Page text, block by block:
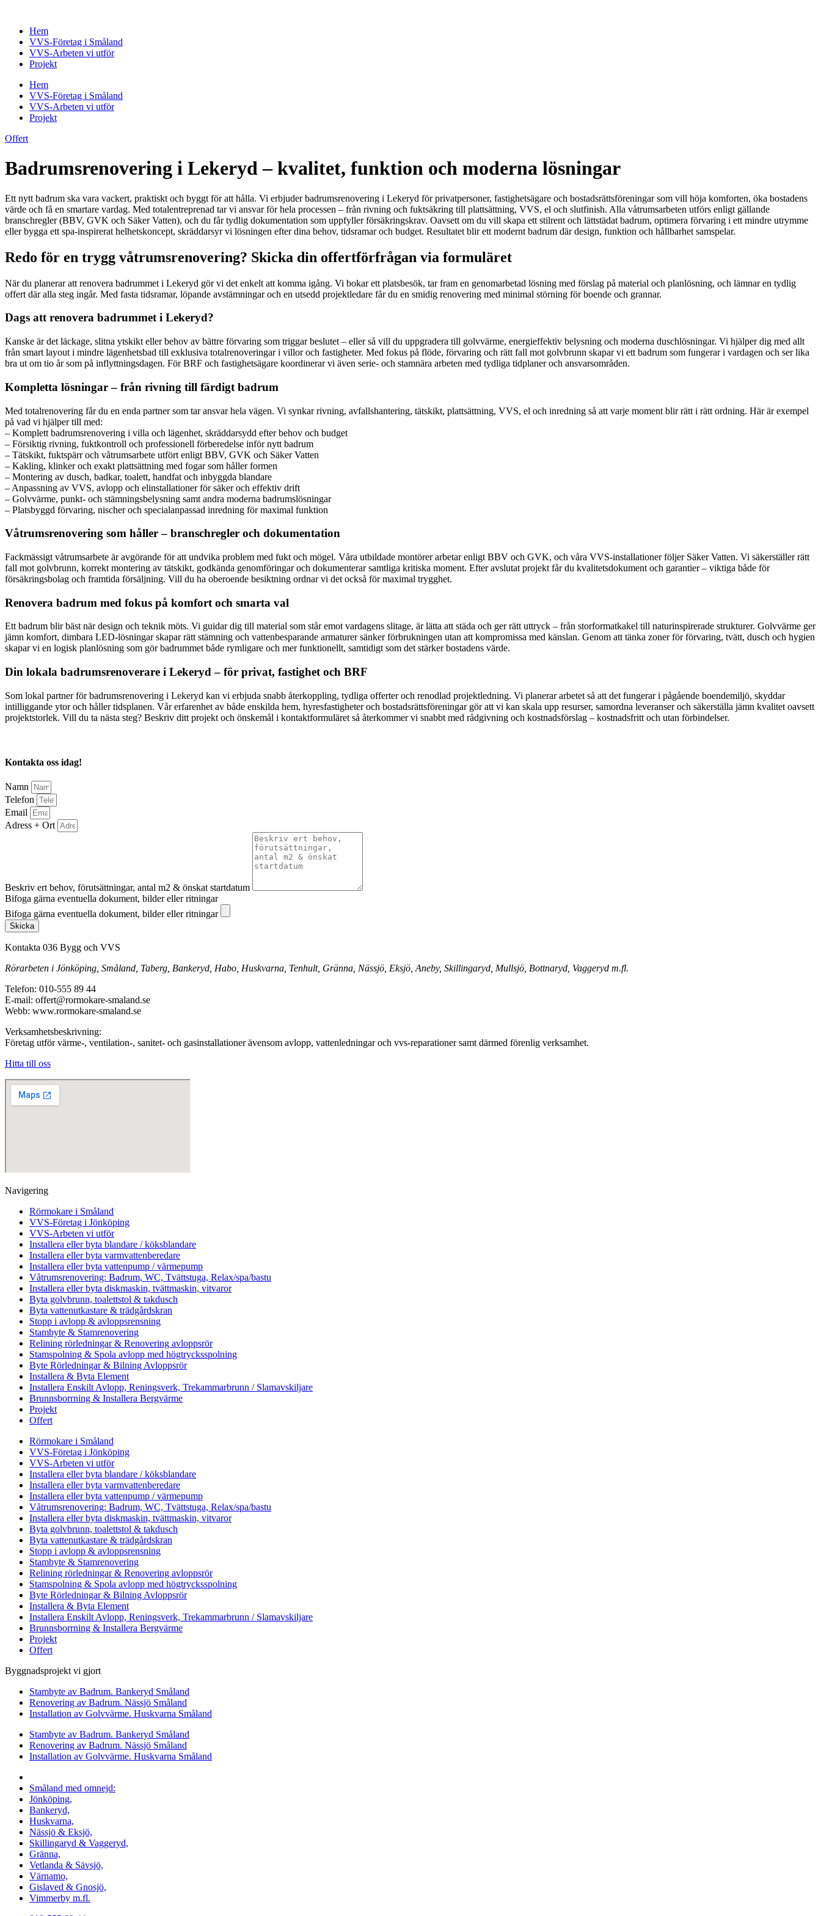
contentHem
VVS-Företag i Småland
VVS-Arbeten vi utför
Projekt
Hem
VVS-Företag i Småland
VVS-Arbeten vi utför
Projekt
Offert
Badrumsrenovering i Lekeryd – kvalitet, funktion och moderna lösningar
Ett nytt badrum ska vara vackert, praktiskt och byggt för att hålla. Vi erbjuder badrumsrenovering i Lekeryd för privatpersoner, fastighetsägare och bostadsrättsföreningar som vill höja komforten, öka bostadens
värde och få en smartare vardag. Med totalentreprenad tar vi ansvar för hela processen – från rivning och fuktsäkring till plattsättning, VVS, el och slutfinish. Alla våtrumsarbeten utförs enligt gällande
branschregler (BBV, GVK och Säker Vatten), och du får tydlig dokumentation som uppfyller försäkringskrav. Oavsett om du vill skapa ett stilrent och lättstädat badrum, optimera förvaring i ett mindre utrymme
eller bygga ett spa-inspirerat helhetskoncept, skräddarsyr vi lösningen efter dina behov, tidsramar och budget. Resultatet blir ett modernt badrum där design, funktion och hållbarhet samspelar.
Redo för en trygg våtrumsrenovering? Skicka din offertförfrågan via formuläret
När du planerar att renovera badrummet i Lekeryd gör vi det enkelt att komma igång. Vi bokar ett platsbesök, tar fram en genomarbetad lösning med förslag på material och planlösning, och lämnar en tydlig
offert där alla steg ingår. Med fasta tidsramar, löpande avstämningar och en utsedd projektledare får du en smidig renovering med minimal störning för boende och grannar.
Dags att renovera badrummet i Lekeryd?
Kanske är det läckage, slitna ytskikt eller behov av bättre förvaring som triggar beslutet – eller så vill du uppgradera till golvvärme, energieffektiv belysning och moderna duschlösningar. Vi hjälper dig med allt
från smart layout i mindre lägenhetsbad till exklusiva totalrenoveringar i villor och fastigheter. Med fokus på flöde, förvaring och rätt fall mot golvbrunn skapar vi ett badrum som fungerar i vardagen och ser lika
bra ut om tio år som på inflyttningsdagen. För BRF och fastighetsägare koordinerar vi även serie- och stamnära arbeten med tydliga tidplaner och ansvarsområden.
Kompletta lösningar – från rivning till färdigt badrum
Med totalrenovering får du en enda partner som tar ansvar hela vägen. Vi synkar rivning, avfallshantering, tätskikt, plattsättning, VVS, el och inredning så att varje moment blir rätt i rätt ordning. Här är exempel
på vad vi hjälper till med:
– Komplett badrumsrenovering i villa och lägenhet, skräddarsydd efter behov och budget
– Försiktig rivning, fuktkontroll och professionell förberedelse inför nytt badrum
– Tätskikt, fuktspärr och våtrumsarbete utfört enligt BBV, GVK och Säker Vatten
– Kakling, klinker och exakt plattsättning med fogar som håller formen
– Montering av dusch, badkar, toalett, handfat och inbyggda blandare
– Anpassning av VVS, avlopp och elinstallationer för säker och effektiv drift
– Golvvärme, punkt- och stämningsbelysning samt andra moderna badrumslösningar
– Platsbyggd förvaring, nischer och specialanpassad inredning för maximal funktion
Våtrumsrenovering som håller – branschregler och dokumentation
Fackmässigt våtrumsarbete är avgörande för att undvika problem med fukt och mögel. Våra utbildade montörer arbetar enligt BBV och GVK, och våra VVS-installationer följer Säker Vatten. Vi säkerställer rätt
fall mot golvbrunn, korrekt montering av tätskikt, godkända genomföringar och dokumenterar samtliga kritiska moment. Efter avslutat projekt får du kvalitetsdokument och garantier – viktiga både för
försäkringsbolag och framtida försäljning. Vill du ha oberoende besiktning ordnar vi det också för maximal trygghet.
Renovera badrum med fokus på komfort och smarta val
Ett badrum blir bäst när design och teknik möts. Vi guidar dig till material som står emot vardagens slitage, är lätta att städa och ger rätt uttryck – från storformatkakel till naturinspirerade strukturer. Golvvärme ger
jämn komfort, dimbara LED-lösningar skapar rätt stämning och vattenbesparande armaturer sänker förbrukningen utan att kompromissa med känslan. Genom att tänka zoner för förvaring, tvätt, dusch och hygien
skapar vi en logisk planlösning som gör badrummet både rymligare och mer funktionellt, samtidigt som det stärker bostadens värde.
Din lokala badrumsrenoverare i Lekeryd – för privat, fastighet och BRF
Som lokal partner för badrumsrenovering i Lekeryd kan vi erbjuda snabb återkoppling, tydliga offerter och renodlad projektledning. Vi planerar arbetet så att det fungerar i pågående boendemiljö, skyddar
intilliggande ytor och håller tidsplanen. Vår erfarenhet av både enskilda hem, hyresfastigheter och bostadsrättsföreningar gör att vi kan skala upp resurser, samordna leveranser och säkerställa jämn kvalitet oavsett
projektstorlek. Vill du ta nästa steg? Beskriv ditt projekt och önskemål i kontaktformuläret så återkommer vi snabbt med rådgivning och kostnadsförslag – kostnadsfritt och utan förbindelser.
Kontakta oss idag!
Namn
Telefon
Email
Adress + Ort
Beskriv ert behov, förutsättningar, antal m2 & önskat startdatum
Bifoga gärna eventuella dokument, bilder eller ritningar
Bifoga gärna eventuella dokument, bilder eller ritningar
Skicka
Kontakta 036 Bygg och VVS
Rörarbeten i Jönköping, Småland, Taberg, Bankeryd, Habo, Huskvarna, Tenhult, Gränna, Nässjö, Eksjö, Aneby, Skillingaryd, Mullsjö, Bottnaryd, Vaggeryd m.fl.
Telefon: 010-555 89 44
E-mail: offert@rormokare-smaland.se
Webb: www.rormokare-smaland.se
Verksamhetsbeskrivning:
Företag utför värme-, ventilation-, sanitet- och gasinstallationer ävensom avlopp, vattenledningar och vvs-reparationer samt därmed förenlig verksamhet.
Hitta till oss
Navigering
Rörmokare i Småland
VVS-Företag i Jönköping
VVS-Arbeten vi utför
Installera eller byta blandare / köksblandare
Installera eller byta varmvattenberedare
Installera eller byta vattenpump / värmepump
Våtrumsrenovering: Badrum, WC, Tvättstuga, Relax/spa/bastu
Installera eller byta diskmaskin, tvättmaskin, vitvaror
Byta golvbrunn, toalettstol & takdusch
Byta vattenutkastare & trädgårdskran
Stopp i avlopp & avloppsrensning
Stambyte & Stamrenovering
Relining rörledningar & Renovering avloppsrör
Stamspolning & Spola avlopp med högtrycksspolning
Byte Rörledningar & Bilning Avloppsrör
Installera & Byta Element
Installera Enskilt Avlopp, Reningsverk, Trekammarbrunn / Slamavskiljare
Brunnsborrning & Installera Bergvärme
Projekt
Offert
Rörmokare i Småland
VVS-Företag i Jönköping
VVS-Arbeten vi utför
Installera eller byta blandare / köksblandare
Installera eller byta varmvattenberedare
Installera eller byta vattenpump / värmepump
Våtrumsrenovering: Badrum, WC, Tvättstuga, Relax/spa/bastu
Installera eller byta diskmaskin, tvättmaskin, vitvaror
Byta golvbrunn, toalettstol & takdusch
Byta vattenutkastare & trädgårdskran
Stopp i avlopp & avloppsrensning
Stambyte & Stamrenovering
Relining rörledningar & Renovering avloppsrör
Stamspolning & Spola avlopp med högtrycksspolning
Byte Rörledningar & Bilning Avloppsrör
Installera & Byta Element
Installera Enskilt Avlopp, Reningsverk, Trekammarbrunn / Slamavskiljare
Brunnsborrning & Installera Bergvärme
Projekt
Offert
Byggnadsprojekt vi gjort
Stambyte av Badrum. Bankeryd Småland
Renovering av Badrum. Nässjö Småland
Installation av Golvvärme. Huskvarna Småland
Stambyte av Badrum. Bankeryd Småland
Renovering av Badrum. Nässjö Småland
Installation av Golvvärme. Huskvarna Småland
Småland med omnejd:
Jönköping,
Bankeryd,
Huskvarna,
Nässjö & Eksjö,
Skillingaryd & Vaggeryd,
Gränna,
Vetlanda & Sävsjö,
Värnamo,
Gislaved & Gnosjö,
Vimmerby m.fl.